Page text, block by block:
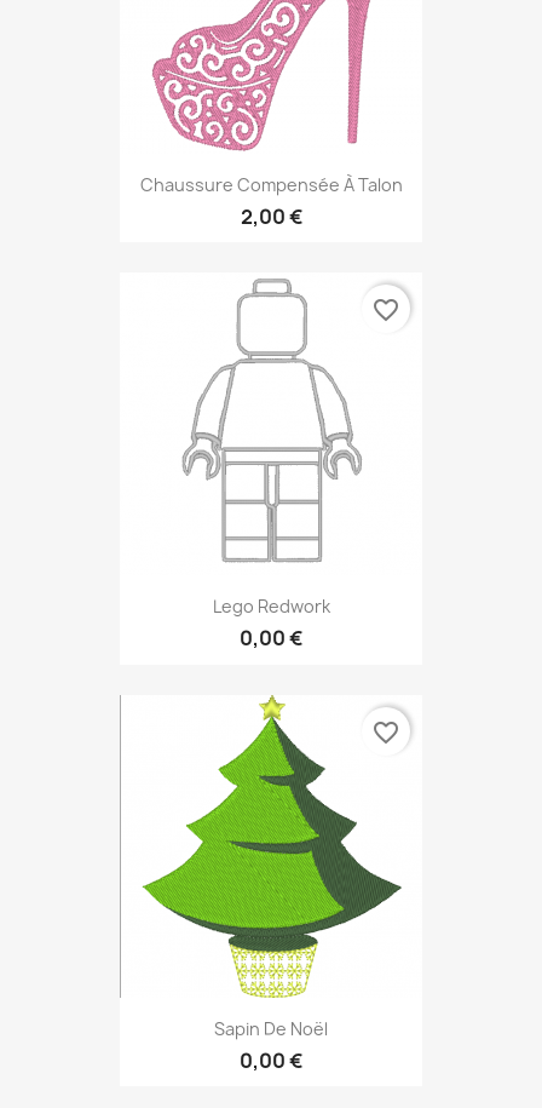
Chaussure Compensée À Talon
2,00 €
Lego Redwork
0,00 €
favorite_border
Sapin De Noël
0,00 €
favorite_border